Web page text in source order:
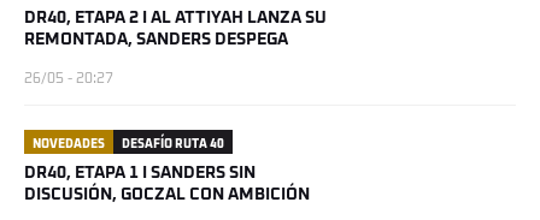
DR40, ETAPA 2 I AL ATTIYAH LANZA SU
REMONTADA, SANDERS DESPEGA
26/05 - 20:27
NOVEDADES DESAFÍO RUTA 40
DR40, ETAPA 1 I SANDERS SIN
DISCUSIÓN, GOCZAL CON AMBICIÓN